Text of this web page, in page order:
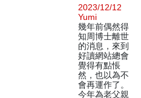
2023/12/12
Yumi
幾年前偶然得
知周博士離世
的消息，來到
好讀網站總會
覺得有點悵
然，也以為不
會再運作了。
今年為老父親